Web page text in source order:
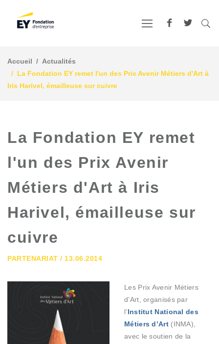
Accueil
Actualités
La Fondation EY remet l'un des Prix Avenir Métiers d'Art à
Iris Harivel, émailleuse sur cuivre
La Fondation EY remet
l'un des Prix Avenir
Métiers d'Art à Iris
Harivel, émailleuse sur
cuivre
PARTENARIAT / 13.06.2014
Les Prix Avenir Métiers
d’Art, organisés par
l’Institut National des
Métiers d’Art(INMA),
avec le soutien de la